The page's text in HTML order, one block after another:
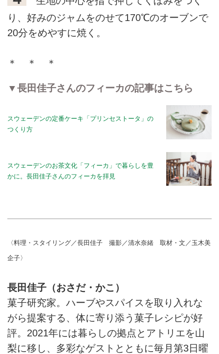
り、好みのジャムをのせて170℃のオーブンで
20分をめやすに焼く。
＊ ＊ ＊
▼長田佳子さんのフィーカの記事はこちら
スウェーデンの定番ケーキ「プリンセストータ」の
つくり方
スウェーデンのお茶文化「フィーカ」で暮らしを豊
かに。長田佳子さんのフィーカを拝見
〈料理・スタイリング／長田佳子 撮影／清水奈緒 取材・文／玉木美
企子〉
長田佳子（おさだ・かこ）
菓子研究家。ハーブやスパイスを取り入れな
がら提案する、体に寄り添う菓子レシピが好
評。2021年には暮らしの拠点とアトリエを山
梨に移し、多彩なゲストとともに毎月第3日曜